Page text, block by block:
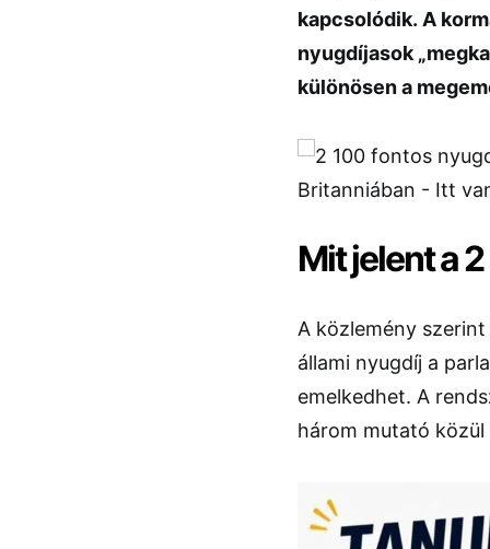
kapcsolódik. A
nyugdíjasok
különösen a
Mit jelent a
A közlemény
állami nyugdíj a
emelkedhet. A
három mutató közül